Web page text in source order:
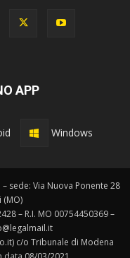
APP
Windows
sede: Via Nuova Ponente 28
(MO)
– R.I. MO 00754450369 –
c/o Tribunale di Modena